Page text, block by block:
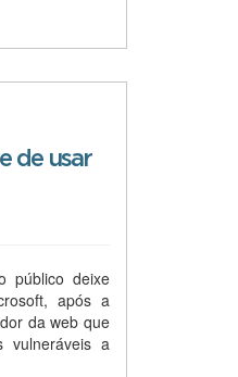
de usar
público deixe
após a
da web que
vulneráveis a